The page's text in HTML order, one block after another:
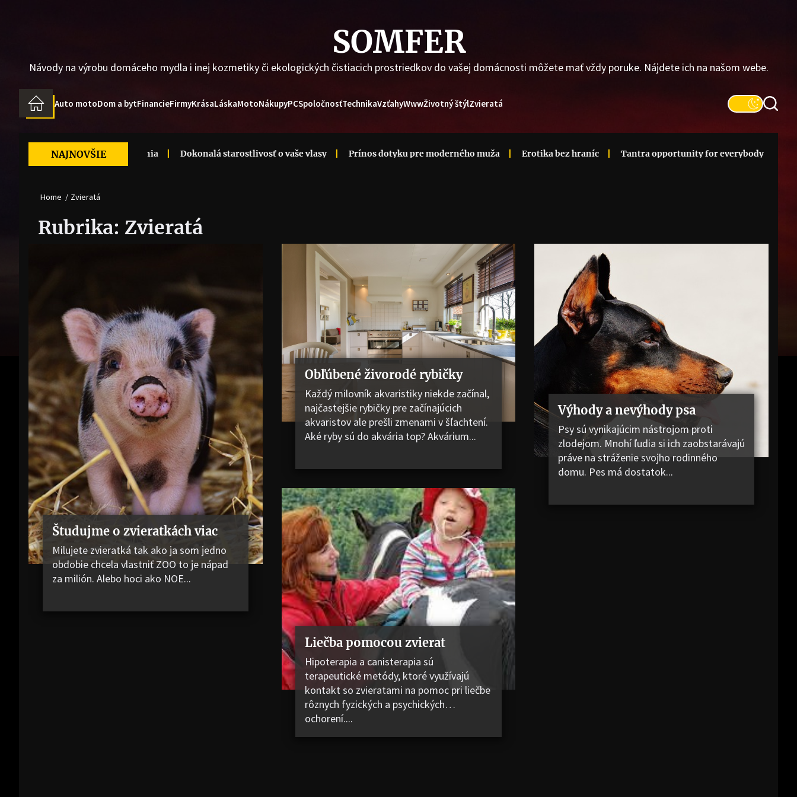
SOMFER
Návody na výrobu domáceho mydla i inej kozmetiky či ekologických čistiacich prostriedkov do vašej domácnosti môžete mať vždy poruke. Nájdete ich na našom webe.
Auto motoDom a bytFinancieFirmyKrásaLáskaMotoNákupyPCSpoločnosťTechnikaVzťahyWwwŽivotný štýlZvieratá
NAJNOVŠIE
bielizeň, ktorá nádherne vonia Dokonalá starostlivosť o vaše vlasy Prínos dotyku pre moderného muža Erotika bez hraníc Tantra opportunity for everybody Lúče,
Home Zvieratá
Rubrika: Zvieratá
Študujme o zvieratkách viac
Milujete zvieratká tak ako ja som jedno
obdobie chcela vlastniť ZOO to je nápad
za milión. Alebo hoci ako NOE...
Obľúbené živorodé rybičky
Každý milovník akvaristiky niekde začínal,
najčastejšie rybičky pre začínajúcich
akvaristov ale prešli zmenami v šľachtení.
Aké ryby sú do akvária top? Akvárium...
Výhody a nevýhody psa
Psy sú vynikajúcim nástrojom proti
zlodejom. Mnohí ľudia si ich zaobstarávajú
práve na stráženie svojho rodinného
domu. Pes má dostatok...
Liečba pomocou zvierat
Hipoterapia a canisterapia sú
terapeutické metódy, ktoré využívajú
kontakt so zvieratami na pomoc pri liečbe
rôznych fyzických a psychických
ochorení....